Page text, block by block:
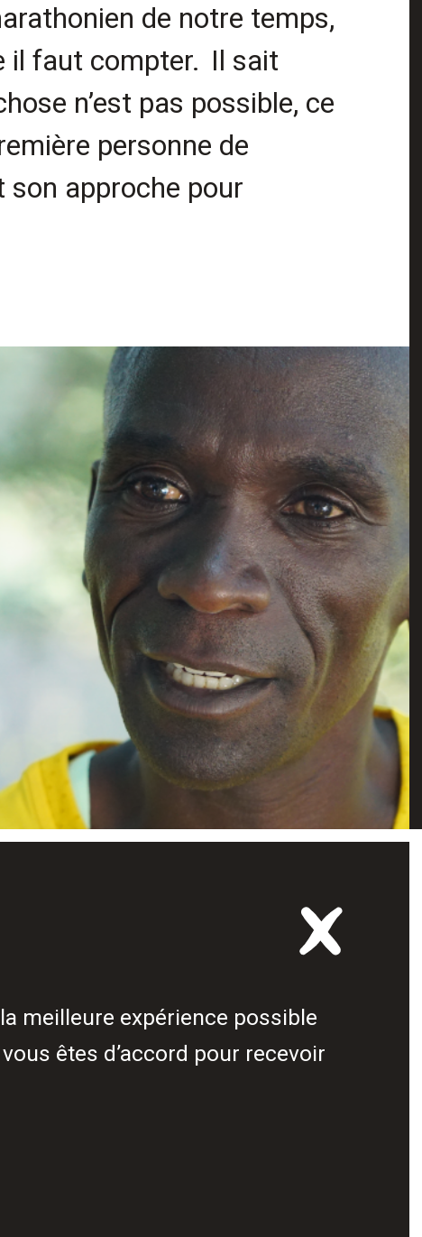
de notre temps,
il faut compter. Il sait
n’est pas possible, ce
personne de
son approche pour
meilleure expérience possible
êtes d’accord pour recevoir